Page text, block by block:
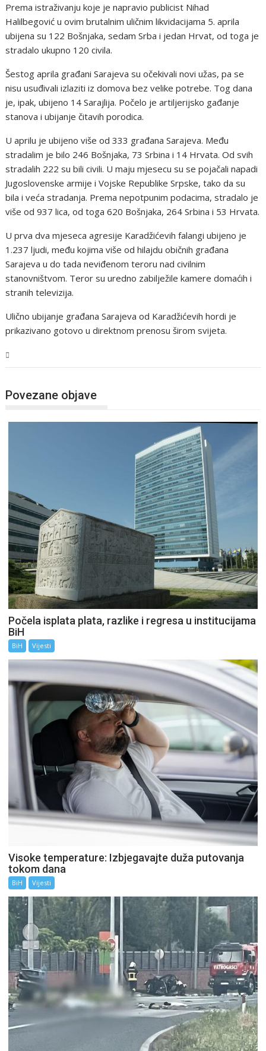
Prema istraživanju koje je napravio publicist Nihad
Halilbegović u ovim brutalnim uličnim likvidacijama 5. aprila
ubijena su 122 Bošnjaka, sedam Srba i jedan Hrvat, od toga je
stradalo ukupno 120 civila.
Šestog aprila građani Sarajeva su očekivali novi užas, pa se
nisu usuđivali izlaziti iz domova bez velike potrebe. Tog dana
je, ipak, ubijeno 14 Sarajlija. Počelo je artiljerijsko gađanje
stanova i ubijanje čitavih porodica.
U aprilu je ubijeno više od 333 građana Sarajeva. Među
stradalim je bilo 246 Bošnjaka, 73 Srbina i 14 Hrvata. Od svih
stradalih 222 su bili civili. U maju mjesecu su se pojačali napadi
Jugoslovenske armije i Vojske Republike Srpske, tako da su
bila i veća stradanja. Prema nepotpunim podacima, stradalo je
više od 937 lica, od toga 620 Bošnjaka, 264 Srbina i 53 Hrvata.
U prva dva mjeseca agresije Karadžićevih falangi ubijeno je
1.237 ljudi, među kojima više od hilajdu običnih građana
Sarajeva u do tada neviđenom teroru nad civilnim
stanovništvom. Teror su uredno zabilježile kamere domaćih i
stranih televizija.
Ulično ubijanje građana Sarajeva od Karadžićevih hordi je
prikazivano gotovo u direktnom prenosu širom svijeta.
Povezane objave
Počela isplata plata, razlike i regresa u institucijama
BiH
BiH Vijesti
Visoke temperature: Izbjegavajte duža putovanja
tokom dana
BiH Vijesti